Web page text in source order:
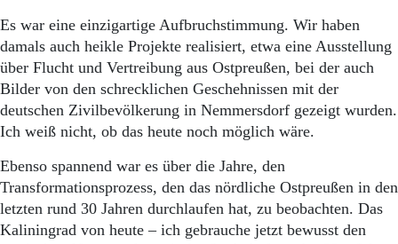
Es war eine einzigartige Aufbruchstimmung. Wir haben
damals auch heikle Projekte realisiert, etwa eine Ausstellung
über Flucht und Vertreibung aus Ostpreußen, bei der auch
Bilder von den schrecklichen Geschehnissen mit der
deutschen Zivilbevölkerung in Nemmersdorf gezeigt wurden.
Ich weiß nicht, ob das heute noch möglich wäre.
Ebenso spannend war es über die Jahre, den
Transformationsprozess, den das nördliche Ostpreußen in den
letzten rund 30 Jahren durchlaufen hat, zu beobachten. Das
Kaliningrad von heute – ich gebrauche jetzt bewusst den